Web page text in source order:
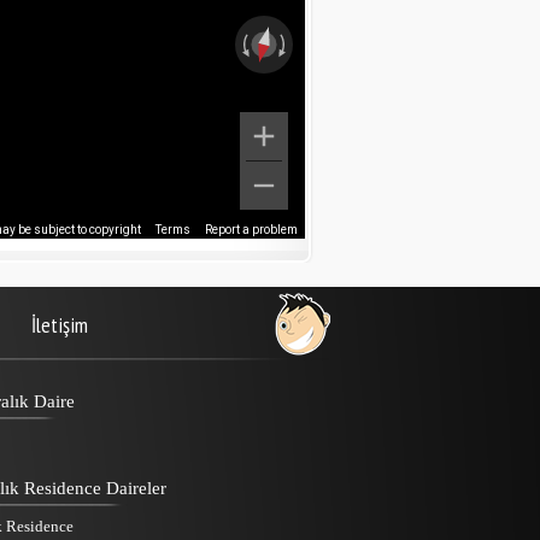
be subject to copyright Terms Report a problem
İletişim
Daire
Residence Daireler